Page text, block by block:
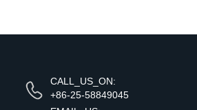
CALL_US_ON:
+86-25-58849045